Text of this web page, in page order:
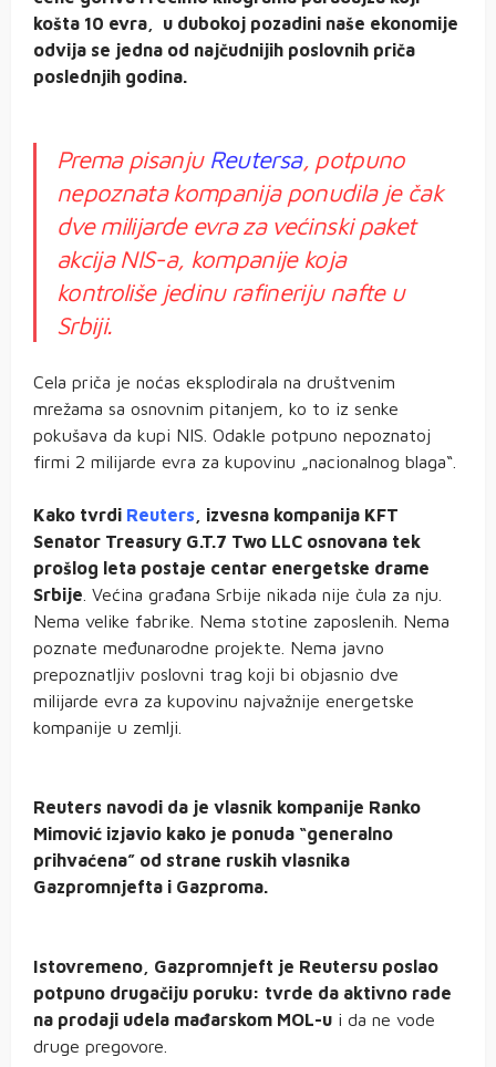
košta 10 evra, u dubokoj pozadini naše ekonomije
odvija se jedna od najčudnijih poslovnih priča
poslednjih godina.
Prema pisanju Reutersa, potpuno
nepoznata kompanija ponudila je čak
dve milijarde evra za većinski paket
akcija NIS-a, kompanije koja
kontroliše jedinu rafineriju nafte u
Srbiji.
Cela priča je noćas eksplodirala na društvenim
mrežama sa osnovnim pitanjem, ko to iz senke
pokušava da kupi NIS. Odakle potpuno nepoznatoj
firmi 2 milijarde evra za kupovinu „nacionalnog blaga“.
Kako tvrdi Reuters , izvesna kompanija KFT
Senator Treasury G.T.7 Two LLC osnovana tek
prošlog leta postaje centar energetske drame
Srbije . Većina građana Srbije nikada nije čula za nju.
Nema velike fabrike. Nema stotine zaposlenih. Nema
poznate međunarodne projekte. Nema javno
prepoznatljiv poslovni trag koji bi objasnio dve
milijarde evra za kupovinu najvažnije energetske
kompanije u zemlji.
Reuters navodi da je vlasnik kompanije Ranko
Mimović izjavio kako je ponuda “generalno
prihvaćena” od strane ruskih vlasnika
Gazpromnjefta i Gazproma.
Istovremeno, Gazpromnjeft je Reutersu poslao
potpuno drugačiju poruku: tvrde da aktivno rade
na prodaji udela mađarskom MOL-u i da ne vode
druge pregovore.